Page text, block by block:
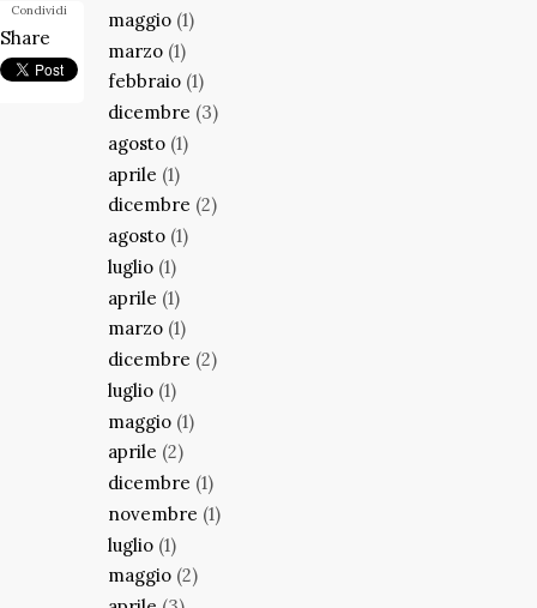
maggio (1)
marzo (1)
febbraio (1)
dicembre (3)
agosto (1)
aprile (1)
dicembre (2)
agosto (1)
luglio (1)
aprile (1)
marzo (1)
dicembre (2)
luglio (1)
maggio (1)
aprile (2)
dicembre (1)
novembre (1)
luglio (1)
maggio (2)
Condividi
Share